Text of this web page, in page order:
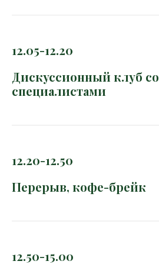
12.05-12.20
Дискуссионный клуб со
специалистами
12.20-12.50
Перерыв, кофе-брейк
12.50-15.00